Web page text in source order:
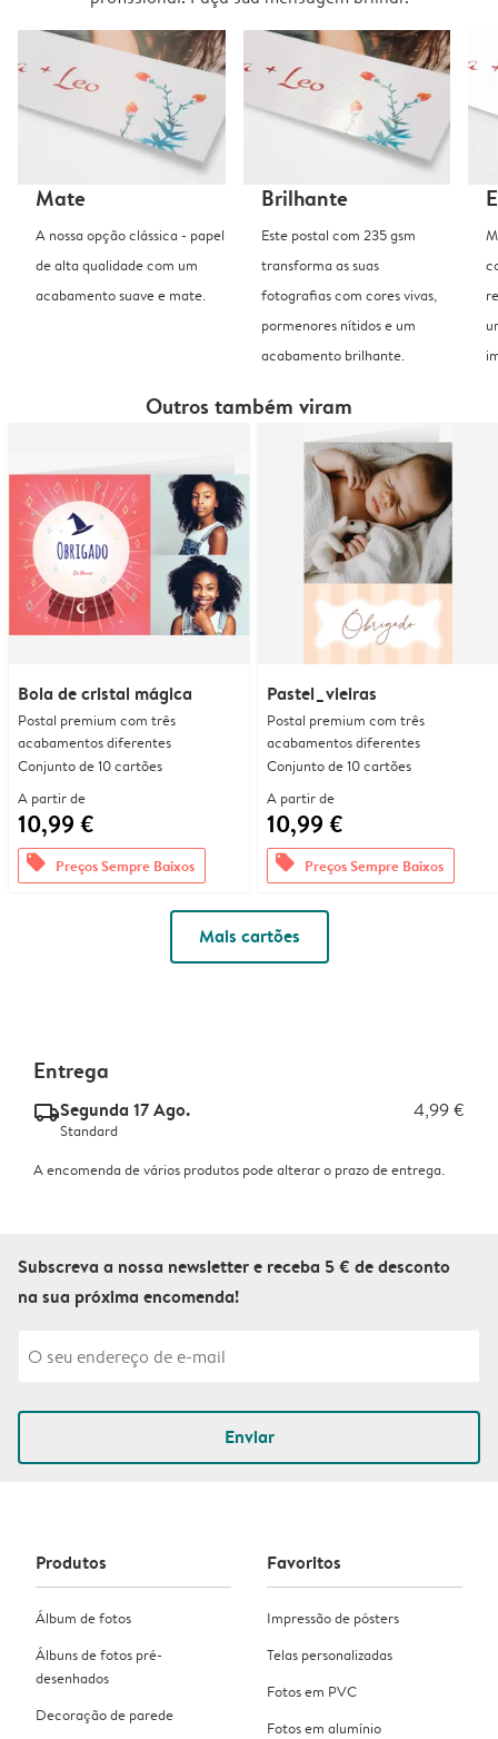
Mate
A nossa opção clássica - papel
de alta qualidade com um
acabamento suave e mate.
Brilhante
Este postal com 235 gsm
transforma as suas
fotografias com cores vivas,
pormenores nítidos e um
acabamento brilhante.
Outros também viram
Bola de cristal mágica
Postal premium com três
acabamentos diferentes
Conjunto de 10 cartões
A partir de
10,99 €
offers Preços Sempre Baixos
Pastel_vieiras
Postal premium com três
acabamentos diferentes
Conjunto de 10 cartões
A partir de
10,99 €
offers Preços Sempre Baixos
Mais cartões
Entrega
delivery_standard_v2Segunda 17 Ago. 4,99 €
Standard
A encomenda de vários produtos pode alterar o prazo de entrega.
Subscreva a nossa newsletter e receba 5 € de desconto
na sua próxima encomenda!
Enviar
Produtos
Álbum de fotos
Álbuns de fotos pré-
desenhados
Decoração de parede
Favoritos
Impressão de pósters
Telas personalizadas
Fotos em PVC
Fotos em alumínio